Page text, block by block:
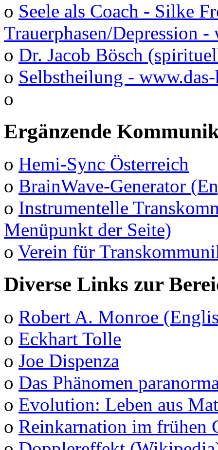
o Seele als Coach - Silke
Trauerphasen/Depression
o Dr. Jacob Bösch
o Selbstheilung -
o
Ergänzende
o Hemi-Sync Österreich
o BrainWave-Generator
o Instrumentelle
Menüpunkt der Seite)
o Verein für
Diverse Links zur
o Robert A. Monroe
o Eckhart Tolle
o Joe Dispenza
o Das Phänomen
o Evolution: Leben aus
o Reinkarnation im frühen